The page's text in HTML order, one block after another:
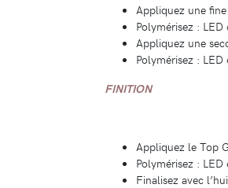
Appliquez une
Polymérisez : LED
Appliquez une
Polymérisez : LED
FINITION
Appliquez le Top
Polymérisez : LED
Finalisez avec